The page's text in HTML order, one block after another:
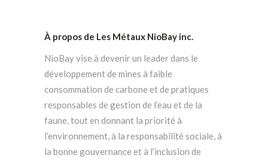
À propos de Les Métaux NioBay inc.
NioBay vise à devenir un leader dans le
développement de mines à faible
consommation de carbone et de pratiques
responsables de gestion de l’eau et de la
faune, tout en donnant la priorité à
l’environnement, à la responsabilité sociale, à
la bonne gouvernance et à l’inclusion de